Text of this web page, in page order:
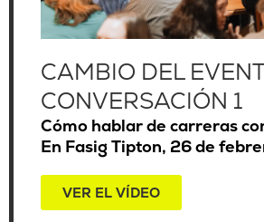
CAMBIO DEL
CONVERSACIÓN 1
Cómo hablar de carreras
En Fasig Tipton, 26 de
VER EL VÍDEO